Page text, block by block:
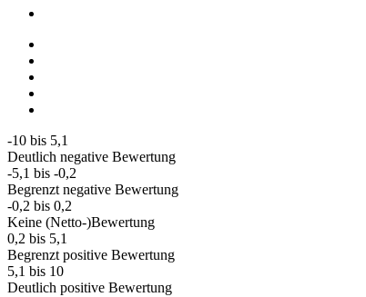
-10 bis 5,1
Deutlich negative Bewertung
-5,1 bis -0,2
Begrenzt negative Bewertung
-0,2 bis 0,2
Keine (Netto-)Bewertung
0,2 bis 5,1
Begrenzt positive Bewertung
5,1 bis 10
Deutlich positive Bewertung